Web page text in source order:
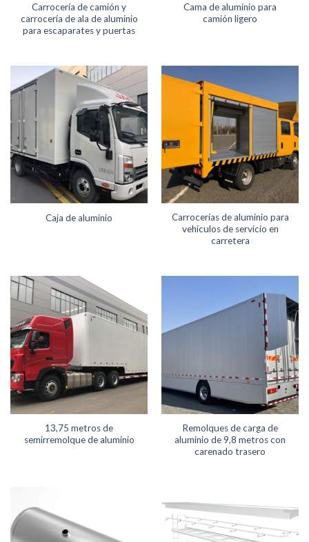
Carrocería de camión y
carrocería de ala de aluminio
para escaparates y puertas
Cama de aluminio para
camión ligero
Caja de aluminio
Carrocerías de aluminio para
vehículos de servicio en
carretera
13,75 metros de
semirremolque de aluminio
Remolques de carga de
aluminio de 9,8 metros con
carenado trasero